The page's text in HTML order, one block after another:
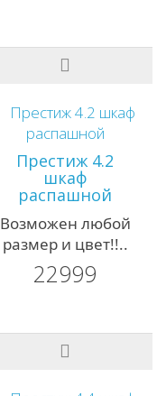
Престиж 4.2
шкаф
распашной
Возможен любой
размер и цвет!!..
22999